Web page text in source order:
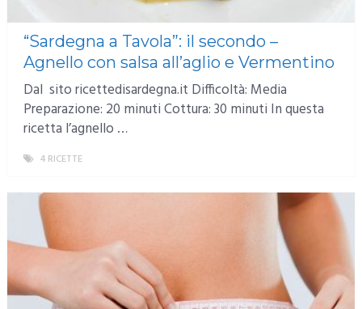
“Sardegna a Tavola”: il secondo –
Agnello con salsa all’aglio e Vermentino
Dal sito ricettedisardegna.it Difficoltà: Media
Preparazione: 20 minuti Cottura: 30 minuti In questa
ricetta l’agnello …
4 RICETTE